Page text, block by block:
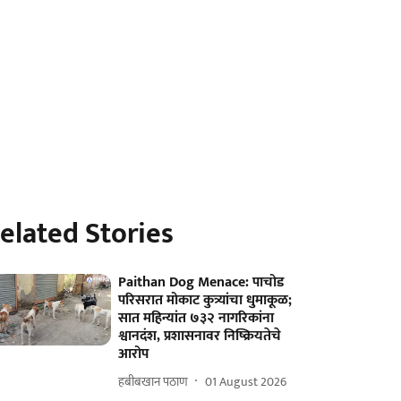
Stories
Paithan Dog Menace: पाचोड
परिसरात मोकाट कुत्र्यांचा धुमाकूळ;
सात महिन्यांत ७३२ नागरिकांना
श्वानदंश, प्रशासनावर निष्क्रियतेचे
आरोप
हबीबखान पठाण 01 August 2026